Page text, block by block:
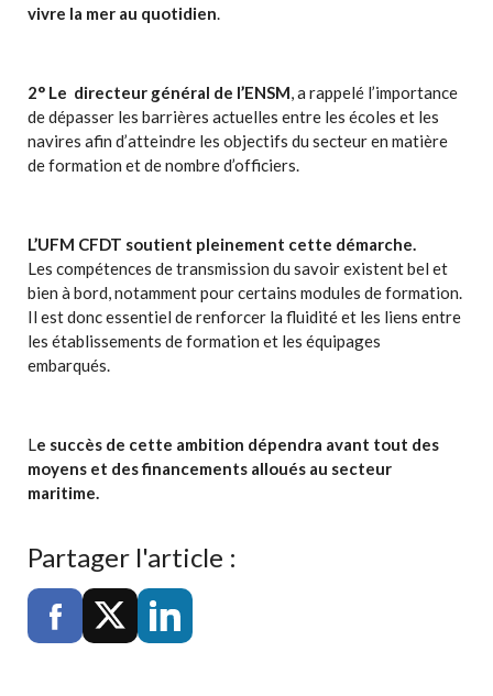
vivre la mer au quotidien.
2° Le directeur général de l’ENSM, a rappelé l’importance
de dépasser les barrières actuelles entre les écoles et les
navires afin d’atteindre les objectifs du secteur en matière
de formation et de nombre d’officiers.
L’UFM CFDT soutient pleinement cette démarche.
Les compétences de transmission du savoir existent bel et
bien à bord, notamment pour certains modules de formation.
Il est donc essentiel de renforcer la fluidité et les liens entre
les établissements de formation et les équipages
embarqués.
Le succès de cette ambition dépendra avant tout des
moyens et des financements alloués au secteur
maritime.
Partager l'article :